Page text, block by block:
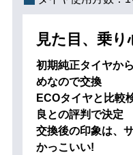
見た目、乗り
初期純正タイヤか
めなので交換
ECOタイヤと比較
良との評判で決定
交換後の印象は、
かっこいい!